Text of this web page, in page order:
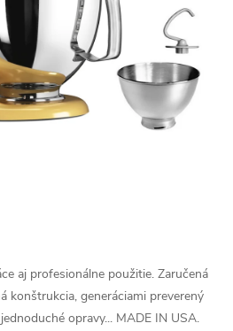
aj profesionálne použitie. Zaručená
konštrukcia, generáciami preverený
opravy... MADE IN USA.